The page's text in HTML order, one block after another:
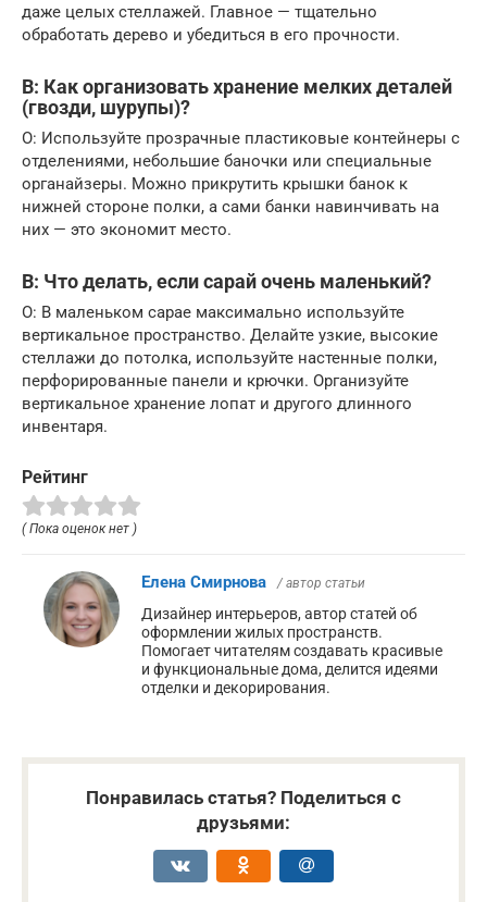
даже целых стеллажей. Главное — тщательно
обработать дерево и убедиться в его прочности.
В: Как организовать хранение мелких деталей
(гвозди, шурупы)?
О: Используйте прозрачные пластиковые контейнеры с
отделениями, небольшие баночки или специальные
органайзеры. Можно прикрутить крышки банок к
нижней стороне полки, а сами банки навинчивать на
них — это экономит место.
В: Что делать, если сарай очень маленький?
О: В маленьком сарае максимально используйте
вертикальное пространство. Делайте узкие, высокие
стеллажи до потолка, используйте настенные полки,
перфорированные панели и крючки. Организуйте
вертикальное хранение лопат и другого длинного
инвентаря.
Рейтинг
( Пока оценок нет )
Елена Смирнова / автор статьи
Дизайнер интерьеров, автор статей об
оформлении жилых пространств.
Помогает читателям создавать красивые
и функциональные дома, делится идеями
отделки и декорирования.
Понравилась статья? Поделиться с
друзьями: